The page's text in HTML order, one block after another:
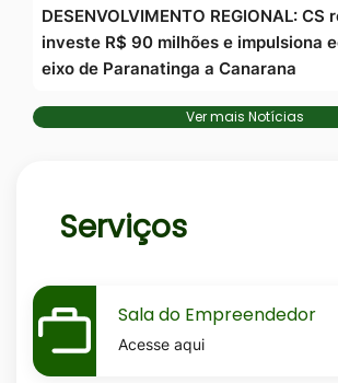
DESENVOLVIMENTO REGIONAL: CS
investe R$ 90 milhões e impulsiona
eixo de Paranatinga a Canarana
Ver mais Notícias
Serviços
MaskSala-
do-
empreendedor
Sala do Empreendedor
Acesse aqui